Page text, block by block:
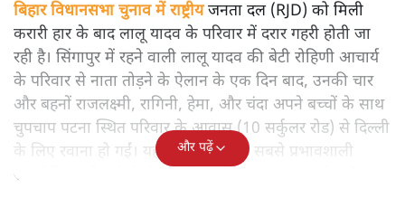
बिहार विधानसभा चुनाव में राष्ट्रीयजनता दल (RJD) को मिली
करारी हार के बाद लालू यादव के परिवार में दरार गहरी होती जा
रही है। सिंगापुर में रहने वाली लालू यादव की बेटी रोहिणी आचार्य
के परिवार से नाता तोड़ने के ऐलान के एक दिन बाद, उनकी चार
और बहनों राजलक्ष्मी, रागिनी, हेमा, और चंदा अपने बच्चों के साथ
चुपचाप पटना स्थित परिवार के आवास (10 सर्कुलर रोड) से दिल्ली
के लिए रवाना हो गईं। यह कदम बिहार के सबसे प्रभावशाली
राजनीतिक परिवारों में से एक में बढ़ती फूट का स्पष्ट संकेत है।
और पढ़ें